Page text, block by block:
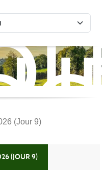
(Jour 9)
(JOUR 9)